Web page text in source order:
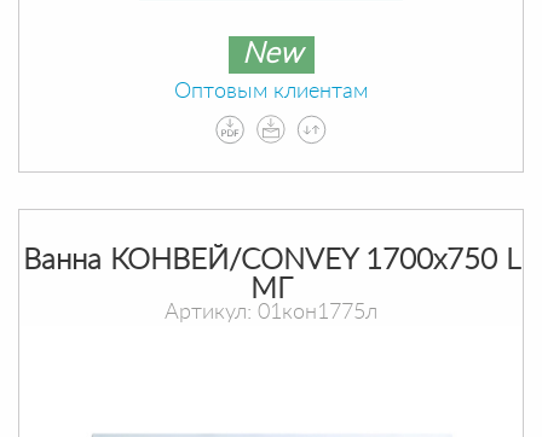
New
Оптовым клиентам
Ванна КОНВЕЙ/CONVEY 1700х750 L
МГ
Артикул: 01кон1775л